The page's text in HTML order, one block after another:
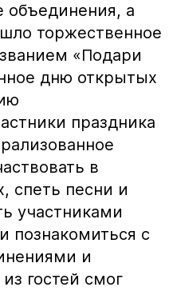
объединения, а
торжественное
«Подари
дню открытых
праздника
в
спеть песни и
участниками
познакомиться с
и
гостей смог